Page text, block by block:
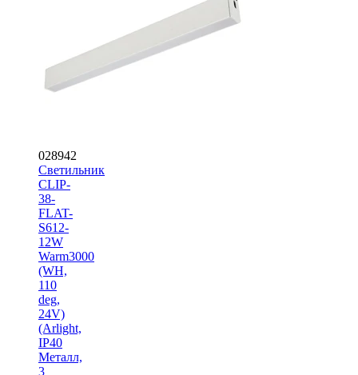
028942
Светильник
CLIP-
38-
FLAT-
S612-
12W
Warm3000
(WH,
110
deg,
24V)
(Arlight,
IP40
Металл,
3